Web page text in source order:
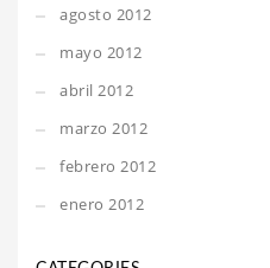
agosto 2012
mayo 2012
abril 2012
marzo 2012
febrero 2012
enero 2012